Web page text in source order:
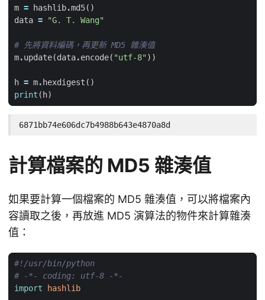
m = hashlib.md5()
data = "G. T. Wang"
# 先將資料編碼，再更新 MD5 雜湊值
m.update(data.encode( "utf-8"))
h = m. hexdigest ()
print ( h)
6871bb74e606dc7b4988b643e4870a8d
計算檔案的 MD5 雜湊值
如果要計算一個檔案的 MD5 雜湊值，可以將檔案內
容讀取之後，再放進 MD5 演算法的物件來計算雜湊
值：
#!/usr/bin/python
# -*- coding: utf-8 -*-
import
hashlib